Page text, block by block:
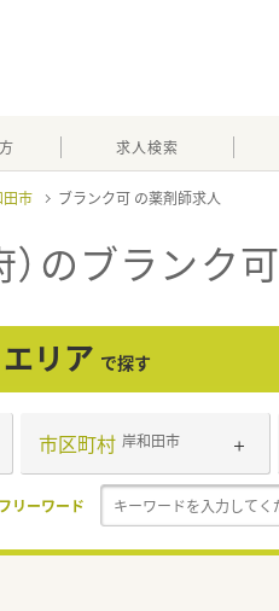
求人検索
市 ブランク可
）のブランク可
エリア で探す
市区町村 岸和田市
フリーワード